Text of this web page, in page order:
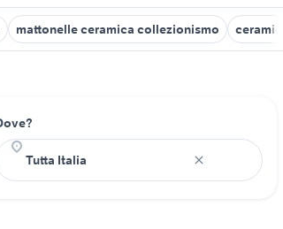
mattonelle ceramica collezionismo ceramico